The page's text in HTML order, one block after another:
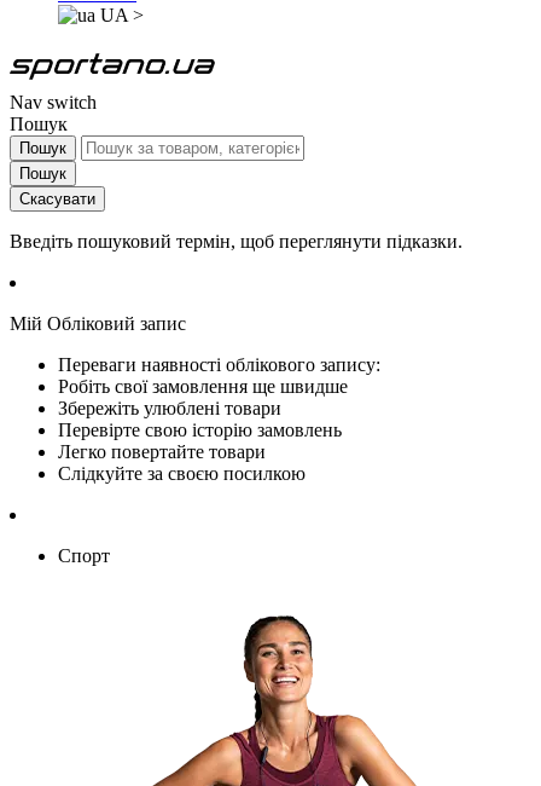
UA >
Nav switch
Пошук
Пошук
Пошук
Скасувати
Введіть пошуковий термін, щоб переглянути підказки.
Мій Обліковий запис
Переваги наявності облікового запису:
Робіть свої замовлення ще швидше
Збережіть улюблені товари
Перевірте свою історію замовлень
Легко повертайте товари
Слідкуйте за своєю посилкою
Спорт